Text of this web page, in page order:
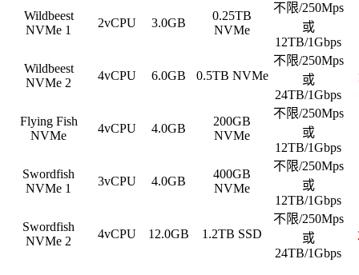
Wildbeest
NVMe 1
2vCPU 3.0GB
0.25TB
NVMe
不限/250Mps
或
12TB/1Gbps
Wildbeest
NVMe 2
4vCPU 6.0GB 0.5TB NVMe
不限/250Mps
或
24TB/1Gbps
Flying Fish
NVMe
4vCPU 4.0GB
200GB
NVMe
不限/250Mps
或
12TB/1Gbps
Swordfish
NVMe 1
3vCPU 4.0GB
400GB
NVMe
不限/250Mps
或
12TB/1Gbps
Swordfish
NVMe 2
4vCPU 12.0GB 1.2TB SSD
不限/250Mps
或
24TB/1Gbps